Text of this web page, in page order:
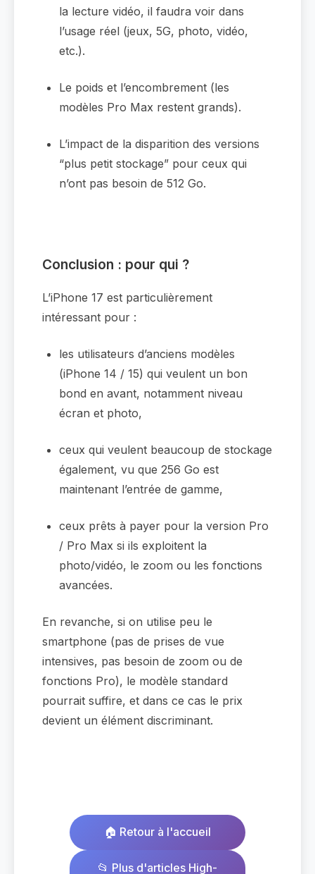
la lecture vidéo, il faudra voir dans
l’usage réel (jeux, 5G, photo, vidéo,
etc.).
Le poids et l’encombrement (les
modèles Pro Max restent grands).
L’impact de la disparition des versions
“plus petit stockage” pour ceux qui
n’ont pas besoin de 512 Go.
Conclusion : pour qui ?
L’iPhone 17 est particulièrement
intéressant pour :
les utilisateurs d’anciens modèles
(iPhone 14 / 15) qui veulent un bon
bond en avant, notamment niveau
écran et photo,
ceux qui veulent beaucoup de stockage
également, vu que 256 Go est
maintenant l’entrée de gamme,
ceux prêts à payer pour la version Pro
/ Pro Max si ils exploitent la
photo/vidéo, le zoom ou les fonctions
avancées.
En revanche, si on utilise peu le
smartphone (pas de prises de vue
intensives, pas besoin de zoom ou de
fonctions Pro), le modèle standard
pourrait suffire, et dans ce cas le prix
devient un élément discriminant.
🏠 Retour à l'accueil
📂 Plus d'articles High-